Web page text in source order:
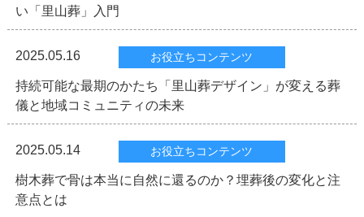
い「里山葬」入門
2025.05.16 お役立ちコンテンツ
持続可能な最期のかたち「里山葬デザイン」が変える葬
儀と地域コミュニティの未来
2025.05.14 お役立ちコンテンツ
樹木葬で骨は本当に自然に還るのか？埋葬後の変化と注
意点とは